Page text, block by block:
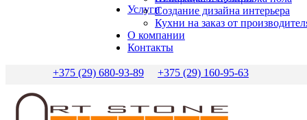
УслугиСоздание дизайна интерьера
Кухни на заказ от
О компании
Контакты
+375 (29) 680-93-89 +375 (29) 160-95-63